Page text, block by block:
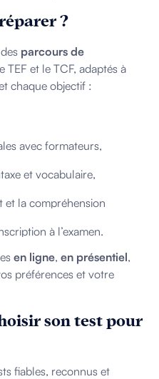
?
parcours de
TEF et le TCF, adaptés à
chaque objectif :
avec formateurs,
et vocabulaire,
et la compréhension
à l’examen.
en ligne, en présentiel,
préférences et votre
son test pour
fiables, reconnus et